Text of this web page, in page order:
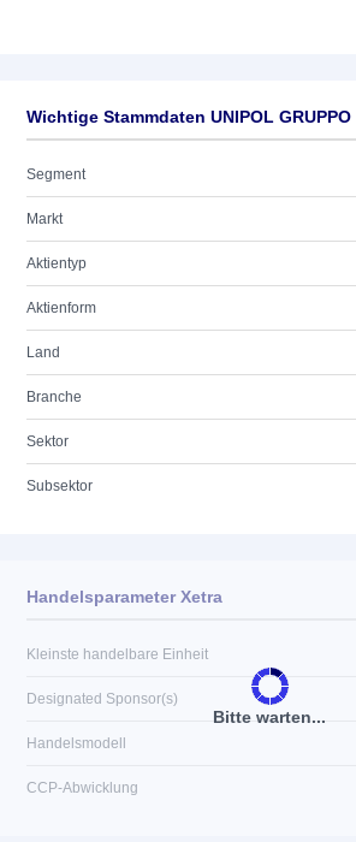
Wichtige Stammdaten UNIPOL GRUPPO
Segment
Markt
Aktientyp
Aktienform
Land
Branche
Sektor
Subsektor
Bitte warten...
Handelsparameter Xetra
Kleinste handelbare Einheit
Designated Sponsor(s)
Handelsmodell
CCP-Abwicklung